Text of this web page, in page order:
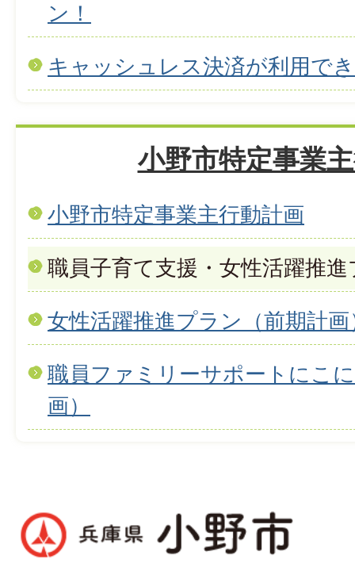
ン！
キャッシュレス決済が利用で
小野市特定事業
小野市特定事業主行動計画
職員子育て支援・女性活躍推
女性活躍推進プラン（前期計画
職員ファミリーサポートにこ
画）